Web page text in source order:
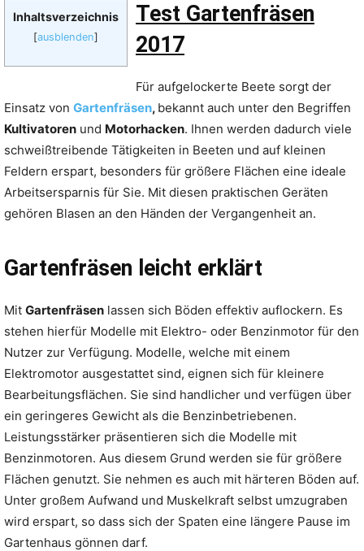
Inhaltsverzeichnis
[ausblenden]
Test Gartenfräsen
2017
Für aufgelockerte Beete sorgt der
Einsatz von Gartenfräsen, bekannt auch unter den Begriffen
Kultivatoren und Motorhacken. Ihnen werden dadurch viele
schweißtreibende Tätigkeiten in Beeten und auf kleinen
Feldern erspart, besonders für größere Flächen eine ideale
Arbeitsersparnis für Sie. Mit diesen praktischen Geräten
gehören Blasen an den Händen der Vergangenheit an.
Gartenfräsen leicht erklärt
Mit Gartenfräsen lassen sich Böden effektiv auflockern. Es
stehen hierfür Modelle mit Elektro- oder Benzinmotor für den
Nutzer zur Verfügung. Modelle, welche mit einem
Elektromotor ausgestattet sind, eignen sich für kleinere
Bearbeitungsflächen. Sie sind handlicher und verfügen über
ein geringeres Gewicht als die Benzinbetriebenen.
Leistungsstärker präsentieren sich die Modelle mit
Benzinmotoren. Aus diesem Grund werden sie für größere
Flächen genutzt. Sie nehmen es auch mit härteren Böden auf.
Unter großem Aufwand und Muskelkraft selbst umzugraben
wird erspart, so dass sich der Spaten eine längere Pause im
Gartenhaus gönnen darf.